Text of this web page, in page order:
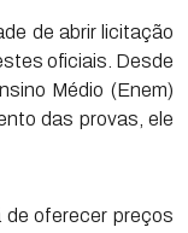
de abrir licitação
oficiais. Desde
Médio (Enem)
das provas, ele
de oferecer preços